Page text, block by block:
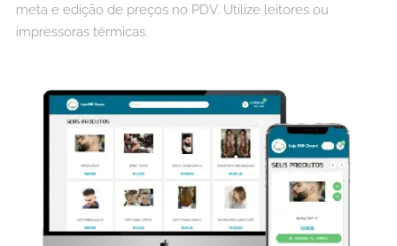
meta e edição de preços no PDV. Utilize leitores ou
impressoras térmicas.